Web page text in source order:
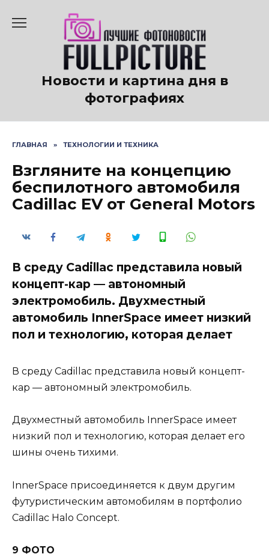
содержанию
Новости и картина дня в
фотографиях
ГЛАВНАЯ » ТЕХНОЛОГИИ И ТЕХНИКА
Взгляните на концепцию
беспилотного автомобиля
Cadillac EV от General Motors
В среду Cadillac представила новый
концепт-кар — автономный
электромобиль. Двухместный
автомобиль InnerSpace имеет низкий
пол и технологию, которая делает
В среду Cadillac представила новый концепт-
кар — автономный электромобиль.
Двухместный автомобиль InnerSpace имеет
низкий пол и технологию, которая делает его
шины очень тихими.
InnerSpace присоединяется к двум другим
футуристическим автомобилям в портфолио
Cadillac Halo Concept.
9 ФОТО